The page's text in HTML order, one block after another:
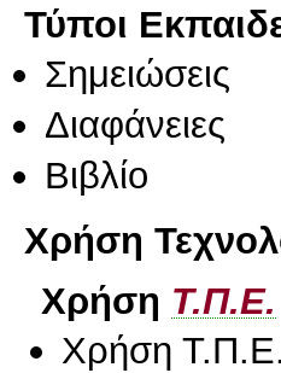
Τύποι
Σημειώσεις
Διαφάνειες
Βιβλίο
Χρήση
Χρήση Τ.Π.Ε.
Χρήση Τ.Π.Ε.